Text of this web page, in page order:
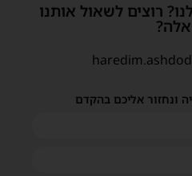
רוצים לשאול אותנו
ונחזור אליכם בהקדם